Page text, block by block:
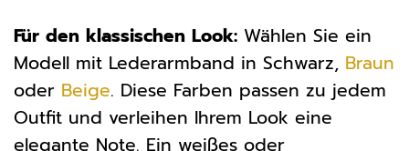
Für den klassischen Look: Wählen Sie ein
Modell mit Lederarmband in Schwarz, Braun
oder Beige. Diese Farben passen zu jedem
Outfit und verleihen Ihrem Look eine
elegante Note. Ein weißes oder